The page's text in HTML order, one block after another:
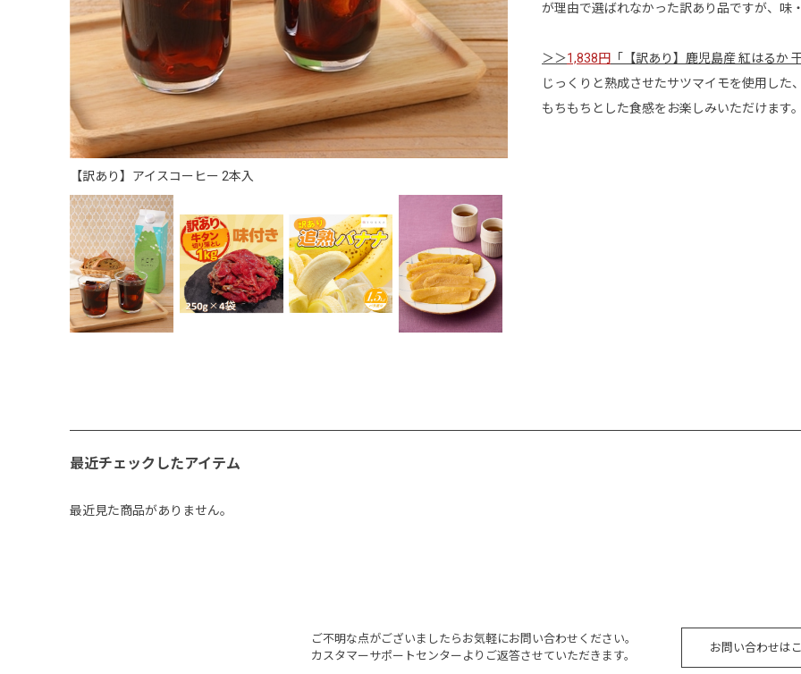
【訳あり】アイスコーヒー 2本入
が理由で選ばれなかった訳あり品ですが、味
＞＞1,838円
「【訳あり】鹿児島産 紅はるか
じっくりと熟成させたサツマイモを使用し
もちもちとした食感をお楽しみいただけます
最近チェックしたアイテム
最近見た商品がありません。
ご不明な点がございましたらお気軽にお問い合わせください。
カスタマーサポートセンターよりご返答させていただきます。
お問い合わせは